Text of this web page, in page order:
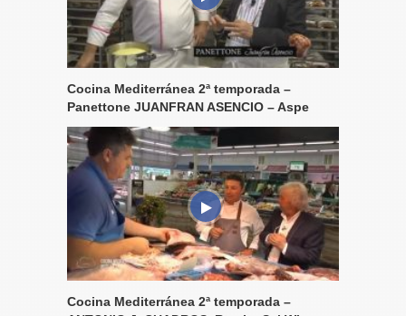
Cocina Mediterránea 2ª temporada –
Panettone JUANFRAN ASENCIO – Aspe
Cocina Mediterránea 2ª temporada –